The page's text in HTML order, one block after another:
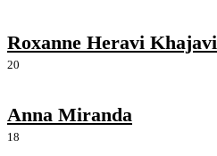
Roxanne Heravi Khajavi
20
Anna Miranda
18